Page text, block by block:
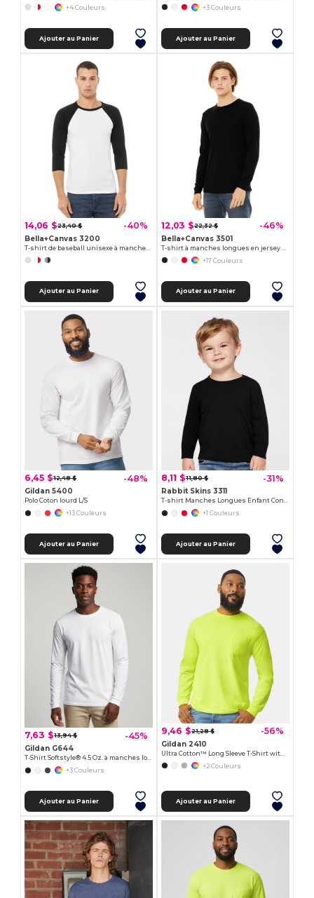
+4 Couleurs
Ajouter au Panier
+3 Couleurs
Ajouter au Panier
14,06 $23,40 $ -40%
Bella+Canvas 3200
Ajouter au Panier
12,03 $22,32 $ -46%
Bella+Canvas 3501
+17 Couleurs
Ajouter au Panier
6,45 $12,48 $ -48%
Gildan 5400
Polo Coton lourd L/S
+13 Couleurs
Ajouter au Panier
8,11 $11,80 $ -31%
Rabbit Skins 3311
T-shirt Manches Longues Enfant Confort Jersey
+1 Couleurs
Ajouter au Panier
7,63 $13,94 $ -45%
Gildan G644
T-Shirt Softstyle® 4.5 Oz. à manches longues
+3 Couleurs
Ajouter au Panier
9,46 $21,28 $ -56%
Gildan 2410
+2 Couleurs
Ajouter au Panier